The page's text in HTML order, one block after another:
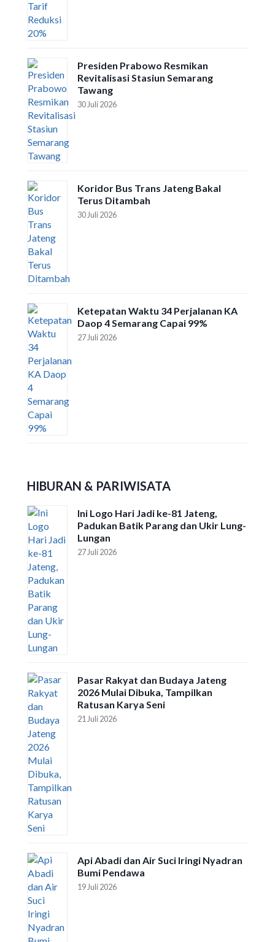
Presiden Prabowo Resmikan
Revitalisasi Stasiun Semarang
Tawang
30 Juli 2026
Koridor Bus Trans Jateng Bakal
Terus Ditambah
30 Juli 2026
Ketepatan Waktu 34 Perjalanan KA
Daop 4 Semarang Capai 99%
27 Juli 2026
HIBURAN & PARIWISATA
Ini Logo Hari Jadi ke-81 Jateng,
Padukan Batik Parang dan Ukir Lung-
Lungan
27 Juli 2026
Pasar Rakyat dan Budaya Jateng
2026 Mulai Dibuka, Tampilkan
Ratusan Karya Seni
21 Juli 2026
Api Abadi dan Air Suci Iringi Nyadran
Bumi Pendawa
19 Juli 2026